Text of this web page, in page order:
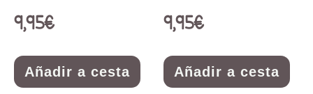
9,95€
Añadir a cesta
9,95€
Añadir a cesta